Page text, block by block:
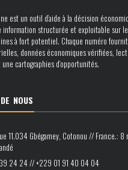
est un outil d’aide à la décision
information structurée et exploitable sur
à fort potentiel. Chaque numéro
données économiques vérifiées,
cartographies d’opportunités.
NOUS
11.034 Gbégamey, Cotonou // France.: 8
24 24 // +229 01 91 40 04 04